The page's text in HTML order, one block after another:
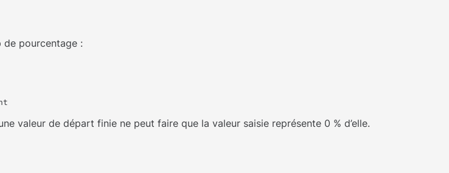
de pourcentage :
valeur de départ finie ne peut faire que la valeur saisie représente 0 % d’elle.